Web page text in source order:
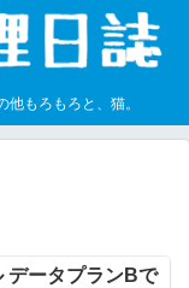
もろもろと、猫。
データプランBで